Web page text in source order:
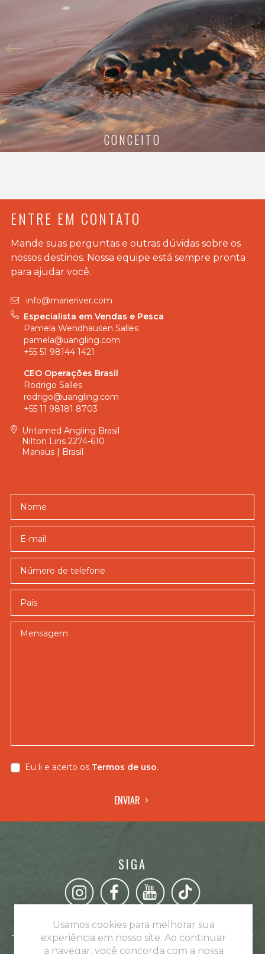
CONCEITO
LOCALIZAÇÃO
POVOS INDÍGENAS
CONCEITO
LOCALIZAÇÃO
ENTRE EM CONTATO
Mande suas perguntas e outras dúvidas sobre os
nossos destinos. Nossa equipe está sempre pronta
para ajudar você.
info@marieriver.com
Especialista em Vendas e Pesca
Pamela Wendhausen Salles
pamela@uangling.com
+55 51 98144 1421
CEO Operações Brasil
Rodrigo Salles
rodrigo@uangling.com
+55 11 98181 8703
Untamed Angling Brasil
Nilton Lins 2274-610
Manaus | Brasil
Eu li e aceito os Termos de uso.
ENVIAR
SIGA
Usamos cookies para melhorar sua
experiência em nosso site. Ao continuar
a navegar, você concorda com a nossa